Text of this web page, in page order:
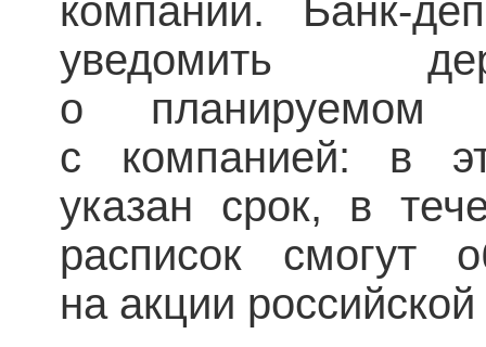
компании. Банк-
уведомить
о планируемом
с компанией: в
указан срок, в
расписок смогут
на акции